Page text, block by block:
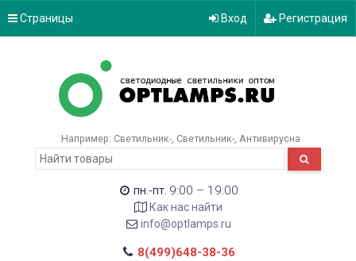
Страницы Вход Регистрация
Например: Светильник- Светильник- Антивирусна
пн.-пт. 9:00 – 19:00
Как нас найти
info@optlamps.ru
8(499)648-38-36